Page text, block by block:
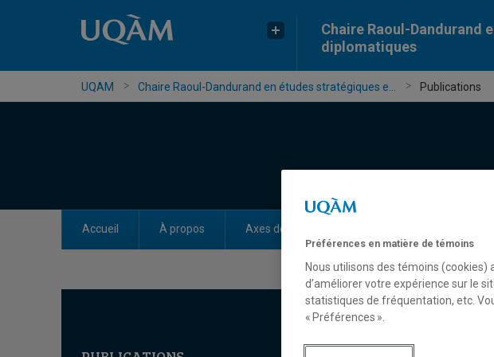
Chaire Raoul-Dandurand
diplomatiques
UQAM Chaire Raoul-Dandurand en études stratégiques e... Publications
Accueil À propos Axes de recherche
Préférences en matière de témoins
Nous utilisons des témoins
d’améliorer votre expérience sur le
statistiques de fréquentation, etc.
« Préférences ».